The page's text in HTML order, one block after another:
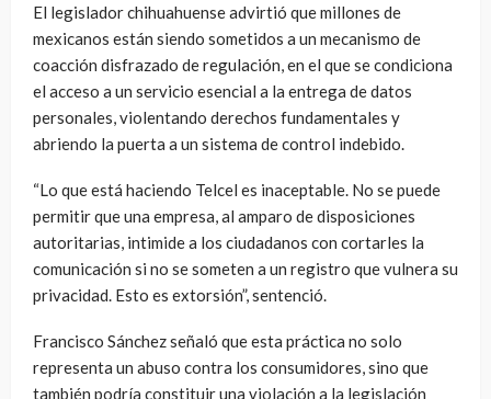
El legislador chihuahuense advirtió que millones de
mexicanos están siendo sometidos a un mecanismo de
coacción disfrazado de regulación, en el que se condiciona
el acceso a un servicio esencial a la entrega de datos
personales, violentando derechos fundamentales y
abriendo la puerta a un sistema de control indebido.
“Lo que está haciendo Telcel es inaceptable. No se puede
permitir que una empresa, al amparo de disposiciones
autoritarias, intimide a los ciudadanos con cortarles la
comunicación si no se someten a un registro que vulnera su
privacidad. Esto es extorsión”, sentenció.
Francisco Sánchez señaló que esta práctica no solo
representa un abuso contra los consumidores, sino que
también podría constituir una violación a la legislación